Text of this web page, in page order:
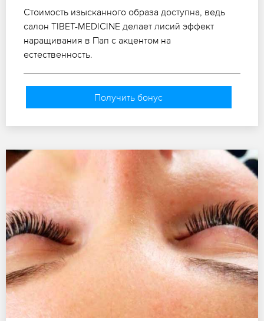
Стоимость изысканного образа доступна, ведь
салон TIBET-MEDICINE делает лисий эффект
наращивания в Пап с акцентом на
естественность.
Получить бонус